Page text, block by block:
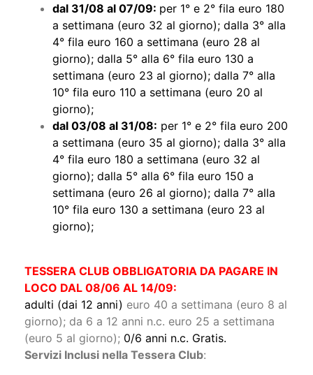
dal 31/08 al 07/09: per 1° e 2° fila euro 180
a settimana (euro 32 al giorno); dalla 3° alla
4° fila euro 160 a settimana (euro 28 al
giorno); dalla 5° alla 6° fila euro 130 a
settimana (euro 23 al giorno); dalla 7° alla
10° fila euro 110 a settimana (euro 20 al
giorno);
dal 03/08 al 31/08: per 1° e 2° fila euro 200
a settimana (euro 35 al giorno); dalla 3° alla
4° fila euro 180 a settimana (euro 32 al
giorno); dalla 5° alla 6° fila euro 150 a
settimana (euro 26 al giorno); dalla 7° alla
10° fila euro 130 a settimana (euro 23 al
giorno);
TESSERA CLUB OBBLIGATORIA DA PAGARE IN
LOCO DAL 08/06 AL 14/09:
adulti (dai 12 anni) euro 40 a settimana (euro 8 al
giorno); da 6 a 12 anni n.c. euro 25 a settimana
(euro 5 al giorno); 0/6 anni n.c. Gratis.
Servizi Inclusi nella Tessera Club: